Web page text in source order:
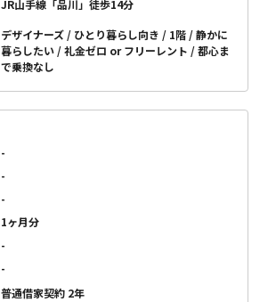
JR山手線「品川」徒歩14分
デザイナーズ ひとり暮らし向き 1階
静かに
暮らしたい
礼金ゼロ or フリーレント
都心ま
で乗換なし
-
-
-
1ヶ月分
-
-
普通借家契約 2年